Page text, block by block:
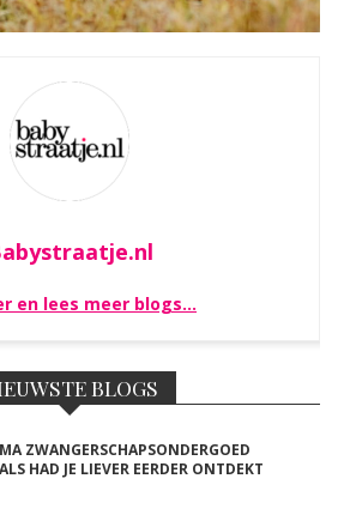
en lees meer blogs…
BLOGS
ZWANGERSCHAPSONDERGOED
HAD JE LIEVER EERDER ONTDEKT